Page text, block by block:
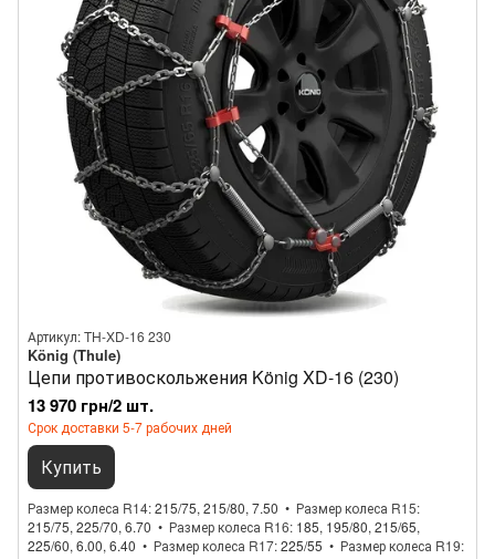
Артикул: TH-XD-16 230
König (Thule)
Цепи противоскольжения König XD-16 (230)
13 970 грн/2 шт.
Срок доставки 5-7 рабочих дней
Купить
Размер колеса R14 215/75, 215/80, 7.50
Размер колеса R15
215/75, 225/70, 6.70
Размер колеса R16 185, 195/80, 215/65,
225/60, 6.00, 6.40
Размер колеса R17 225/55
Размер колеса R19